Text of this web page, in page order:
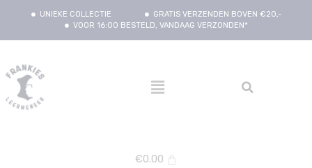
UNIEKE COLLECTIE
GRATIS VERZENDEN BOVEN €20,-
VOOR 16:00 BESTELD, VANDAAG VERZONDEN*
€0.00